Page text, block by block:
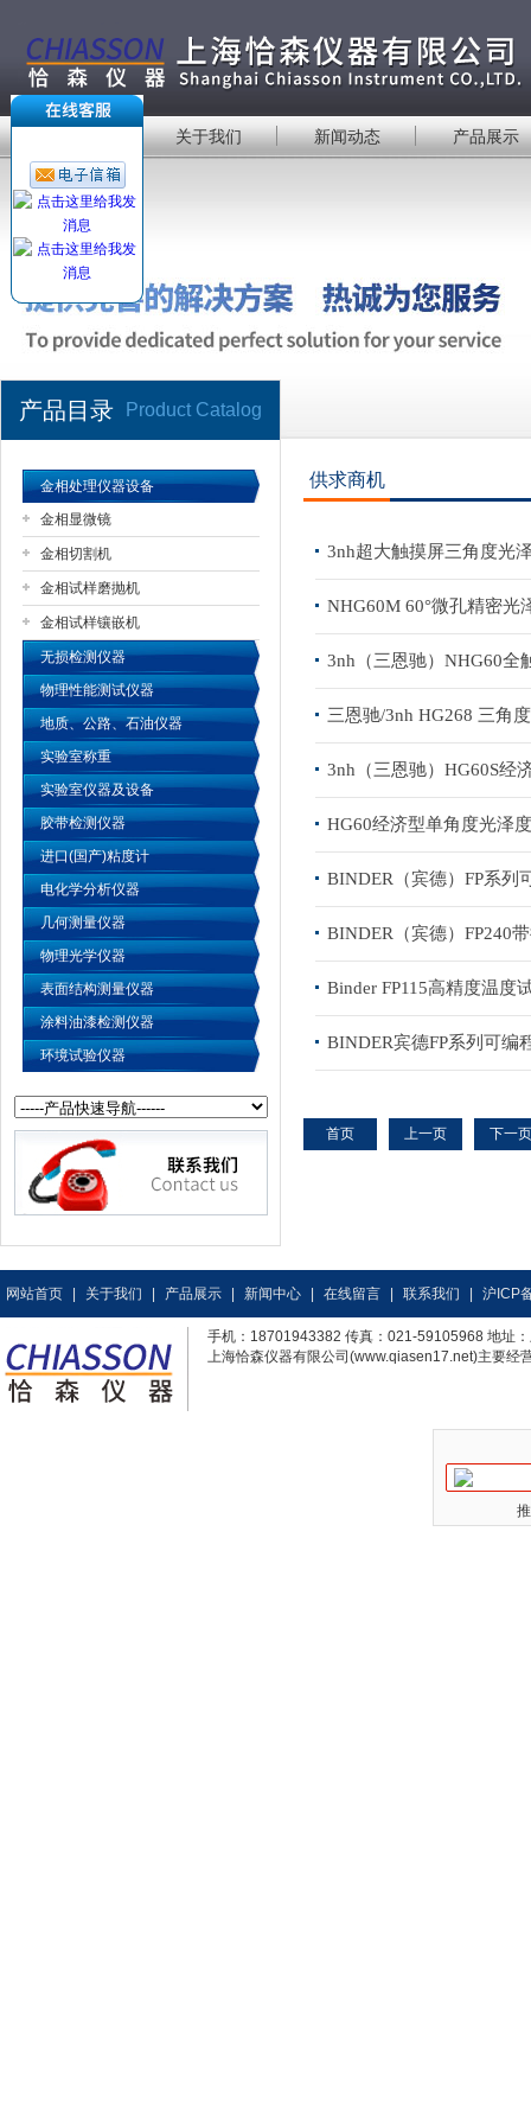
公司名称
关于我们 新闻动态 产品展示
产品目录 Product Catalog
金相处理仪器设备
金相显微镜
金相切割机
金相试样磨抛机
金相试样镶嵌机
无损检测仪器
物理性能测试仪器
地质、公路、石油仪器
实验室称重
实验室仪器及设备
胶带检测仪器
进口(国产)粘度计
电化学分析仪器
几何测量仪器
物理光学仪器
表面结构测量仪器
涂料油漆检测仪器
环境试验仪器
供求商机
3nh超大触摸屏三角度光
NHG60M 60°微孔精密光
3nh（三恩驰）NHG60全
三恩驰/3nh HG268 三角
3nh（三恩驰）HG60S经
HG60经济型单角度光泽
BINDER（宾德）FP系列
BINDER（宾德）FP240
Binder FP115高精度温度
BINDER宾德FP系列可编
首页 上一页 下一页
网站首页 关于我们 产品展示 新闻中心 在线留言 联系我们 沪ICP
手机：18701943382 传真：021-59105968 地址
上海恰森仪器有限公司(www.qiasen17.net)主要经